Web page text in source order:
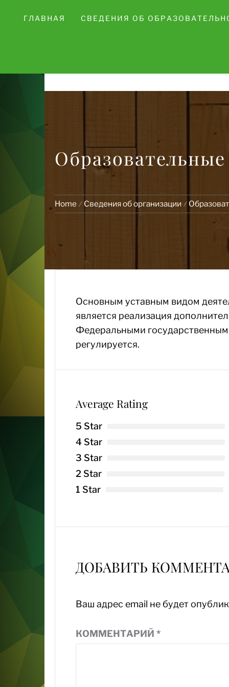
to
ГЛАВНАЯ СВЕДЕНИЯ ОБ
Home Сведения об организации
Основным уставным видом
является реализация
Федеральными
регулируется.
Average Rating
5 Star
4 Star
3 Star
2 Star
1 Star
ДОБАВИТЬ
Ваш адрес email не будет
КОММЕНТАРИЙ *